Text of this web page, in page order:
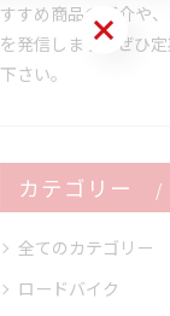
すすめ商品の紹介や
を発信します。ぜひ
下さい。
カテゴリー
全てのカテゴリー
ロードバイク
お問い合わせはこ